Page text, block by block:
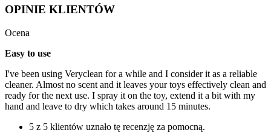
OPINIE KLIENTÓW
Ocena
Easy to use
I've been using Veryclean for a while and I consider it as a reliable
cleaner. Almost no scent and it leaves your toys effectively clean and
ready for the next use. I spray it on the toy, extend it a bit with my
hand and leave to dry which takes around 15 minutes.
5 z 5 klientów uznało tę recenzję za pomocną.